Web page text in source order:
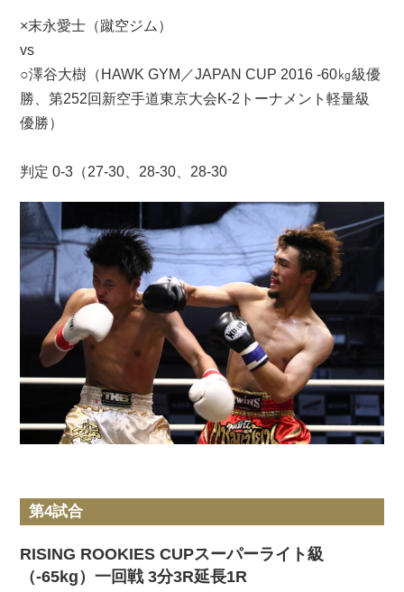
×末永愛士（蹴空ジム）
vs
○澤谷大樹（HAWK GYM／JAPAN CUP 2016 -60㎏級優
勝、第252回新空手道東京大会K-2トーナメント軽量級
優勝）
判定 0-3（27-30、28-30、28-30
第4試合
RISING ROOKIES CUPスーパーライト級
（-65kg）一回戦 3分3R延長1R